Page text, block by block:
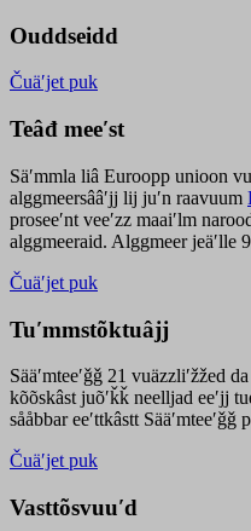
Ouddseidd
Čuäʹjet puk
Teâđ meeʹst
Säʹmmla liâ Euroopp unioon
alggmeersââʹjj lij juʹn raavuum
proseeʹnt veeʹzz maaiʹlm
alggmeeraid. Alggmeer jeäʹlle
Čuäʹjet puk
Tuʹmmstõktuâjj
Sääʹmteeʹǧǧ 21 vuäzzliʹžžed
kõõskâst juõʹǩǩ neelljad eeʹjj
sååbbar eeʹttkâstt Sääʹmteeʹǧǧ
Čuäʹjet puk
Vasttõsvuuʹd